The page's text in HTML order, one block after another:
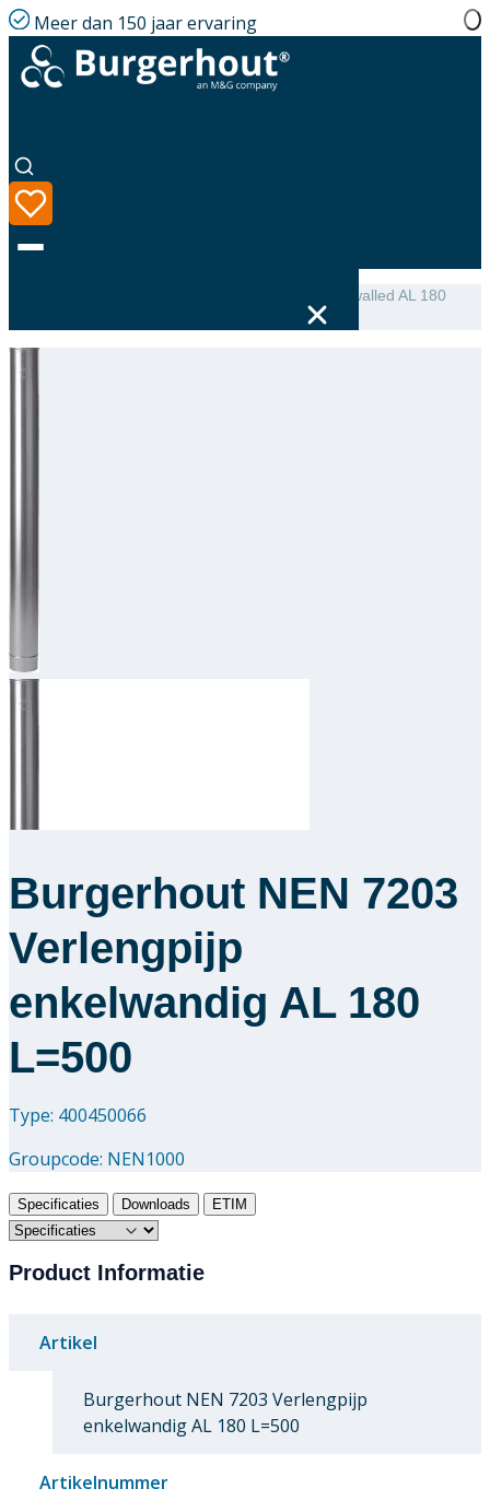
Meer dan 150 jaar ervaring
Taal
Academy
Over ons
NEN 7203 Extension single-walled AL 180
Burgerhout NEN 7203
Verlengpijp
enkelwandig AL 180
L=500
Type: 400450066
Groupcode: NEN1000
Specificaties Downloads ETIM
Product Informatie
Artikel
Burgerhout NEN 7203 Verlengpijp
enkelwandig AL 180 L=500
Artikelnummer